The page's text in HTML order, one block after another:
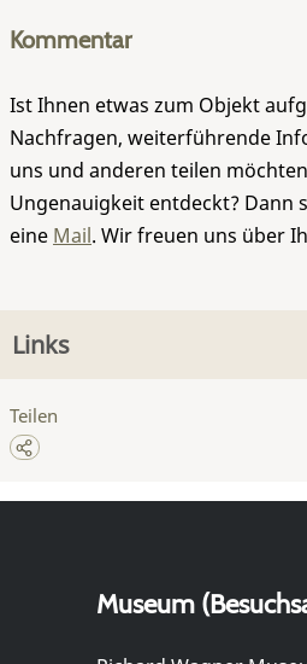
Kommentar
Ist Ihnen etwas zum Objekt
Nachfragen, weiterführende
uns und anderen teilen
Ungenauigkeit entdeckt? Dann
eine Mail. Wir freuen uns über
Links
Teilen
Museum